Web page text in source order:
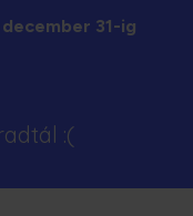
31-ig
:(